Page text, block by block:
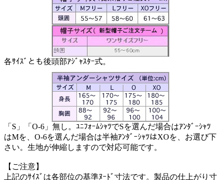
各ｻｲｽﾞとも後頭部ｱｼﾞｬｽﾀｰ式。
「S」「O-6」無し。ﾕﾆﾌｫｰﾑｼｬﾂでSを選んだ場合はｱﾝﾀﾞｰｼｬﾂ
はMを、O-6を選んだ場合は半袖ｱﾝﾀﾞｰｼｬﾂはXOを、お選び下
さい。生地が伸縮しますので対応可能です。
【ご注意】
上記のｻｲｽﾞは各部位の基準ﾇｰﾄﾞ寸法です。製品の仕上がり寸